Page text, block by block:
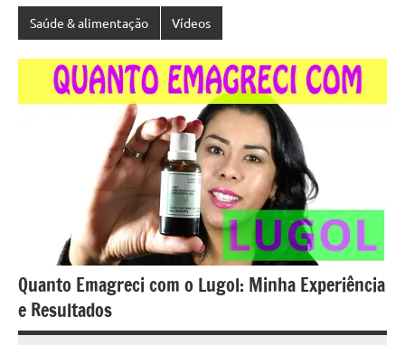
Saúde & alimentação Vídeos
Quanto Emagreci com o Lugol: Minha Experiência
e Resultados